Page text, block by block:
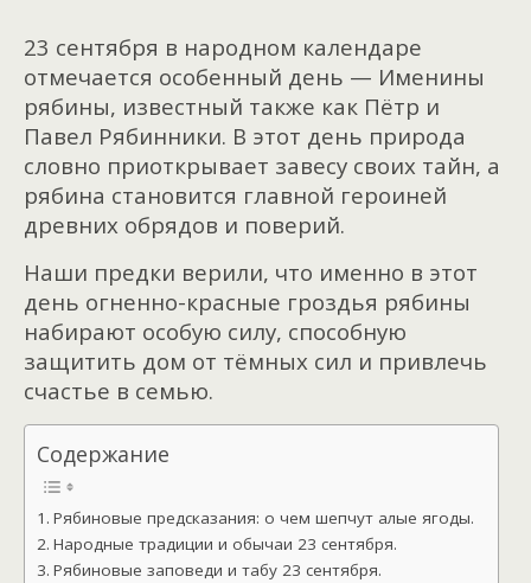
23 сентября в народном календаре
отмечается особенный день — Именины
рябины, известный также как Пётр и
Павел Рябинники. В этот день природа
словно приоткрывает завесу своих тайн, а
рябина становится главной героиней
древних обрядов и поверий.
Наши предки верили, что именно в этот
день огненно-красные гроздья рябины
набирают особую силу, способную
защитить дом от тёмных сил и привлечь
счастье в семью.
Содержание
Рябиновые предсказания: о чем шепчут алые ягоды.
Народные традиции и обычаи 23 сентября.
Рябиновые заповеди и табу 23 сентября.